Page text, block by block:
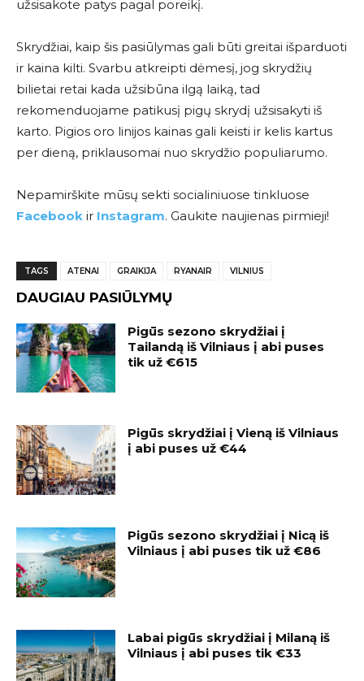
užsisakote patys pagal poreikį.
Skrydžiai, kaip šis pasiūlymas gali būti greitai išparduoti
ir kaina kilti. Svarbu atkreipti dėmesį, jog skrydžių
bilietai retai kada užsibūna ilgą laiką, tad
rekomenduojame patikusį pigų skrydį užsisakyti iš
karto. Pigios oro linijos kainas gali keisti ir kelis kartus
per dieną, priklausomai nuo skrydžio populiarumo.
Nepamirškite mūsų sekti socialiniuose tinkluose
Facebook ir Instagram. Gaukite naujienas pirmieji!
TAGS ATENAI GRAIKIJA RYANAIR VILNIUS
DAUGIAU PASIŪLYMŲ
Pigūs sezono skrydžiai į
Tailandą iš Vilniaus į abi puses
tik už €615
Pigūs skrydžiai į Vieną iš Vilniaus
į abi puses už €44
Pigūs sezono skrydžiai į Nicą iš
Vilniaus į abi puses tik už €86
Labai pigūs skrydžiai į Milaną iš
Vilniaus į abi puses tik €33